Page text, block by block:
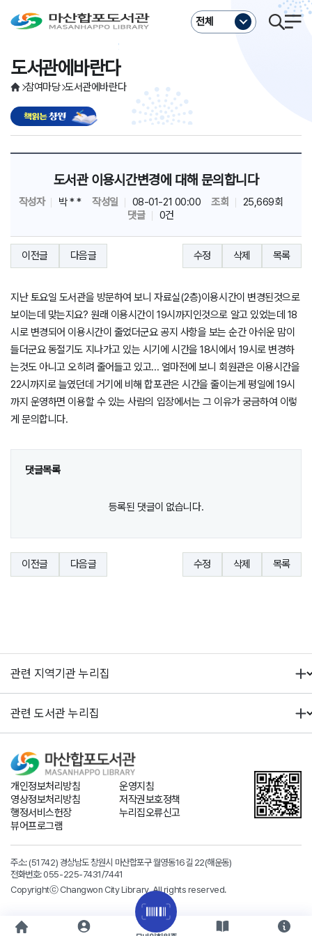
전체
참여마당 도서관에바란다
도서관에바란다
도서관 이용시간변경에 대해 문의합니다
작성자 박 * * 작성일 08-01-21 00:00 조회
25,669회
댓글
0건
이전글 다음글 수정 삭제 목록
지난 토요일 도서관을 방문하여 보니 자료실(2층)이용시간이 변경된것으로
보이는데 맞는지요? 원래 이용시간이 19시까지인것으로 알고 있었는데 18
시로 변경되어 이용시간이 줄었더군요 공지 사항을 보는 순간 아쉬운 맘이
들더군요 동절기도 지나가고 있는 시기에 시간을 18시에서 19시로 변경하
는것도 아니고 오히려 줄어들고 있고... 얼마전에 보니 회원관은 이용시간을
22시까지로 늘였던데 거기에 비해 합포관은 시간을 줄이는게 평일에 19시
까지 운영하면 이용할 수 있는 사람의 입장에서는 그 이유가 궁금하여 이렇
게 문의합니다.
댓글목록
등록된 댓글이 없습니다.
이전글 다음글 수정 삭제 목록
개인정보처리방침
운영지침
영상정보처리방침
저작권보호정책
행정서비스헌장
누리집오류신고
뷰어프로그램
주소: (51742) 경상남도 창원시 마산합포구 월영동16길 22(해운동)
전화번호:055-225-7431/7441
Copyrightⓒ Changwon City Library. All rights reserved.